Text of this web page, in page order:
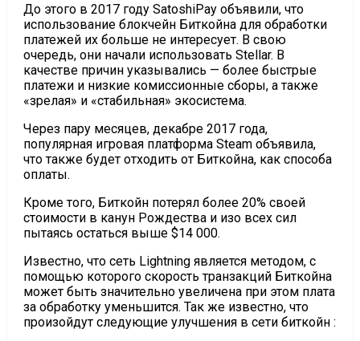
До этого в 2017 году SatoshiPay объявили, что
использование блокчейн Биткойна для обработки
платежей их больше не интересует. В свою
очередь, они начали использовать Stellar. В
качестве причин указывались — более быстрые
платежи и низкие комиссионные сборы, а также
«зрелая» и «стабильная» экосистема.
Через пару месяцев, декабре 2017 года,
популярная игровая платформа Steam объявила,
что также будет отходить от Биткойна, как способа
оплаты.
Кроме того, Биткойн потерял более 20% своей
стоимости в канун Рождества и изо всех сил
пытаясь остаться выше $14 000.
Известно, что сеть Lightning является методом, с
помощью которого скорость транзакций Биткойна
может быть значительно увеличена при этом плата
за обработку уменьшится. Так же известно, что
произойдут следующие улучшения в сети биткойн :